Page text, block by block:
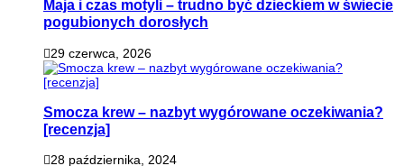
Maja i czas motyli – trudno być dzieckiem w świecie
pogubionych dorosłych
29 czerwca, 2026
Smocza krew – nazbyt wygórowane oczekiwania?
[recenzja]
28 października, 2024